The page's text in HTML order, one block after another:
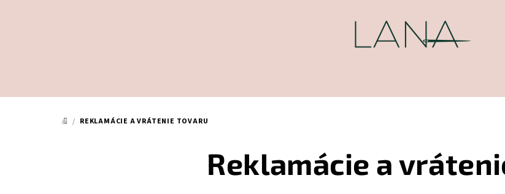
DOMOV
/ REKLAMÁCIE A VRÁTENIE TOVARU
Reklamácie a